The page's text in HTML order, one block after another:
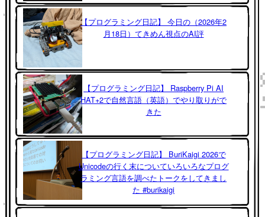
【プログラミング日記】 今日の（2026年2
月18日）てきめん視点のAI評
【プログラミング日記】 Raspberry Pi AI
HAT+2で自然言語（英語）でやり取りがで
きた
【プログラミング日記】 BuriKaigi 2026で
Unicodeの行く末についていろいろなプログ
ラミング言語を調べたトークをしてきまし
た #burikaigi